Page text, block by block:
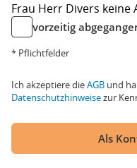
Frau Herr Divers keine
vorzeitig
* Pflichtfelder
Ich akzeptiere dieAGB und
Datenschutzhinweisezur
Als